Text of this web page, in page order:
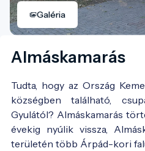
Galéria
Almáskamarás
Tudta, hogy az Ország
községben található,
Gyulától? Almáskamarás
évekig nyúlik vissza,
területén több Árpád-kori